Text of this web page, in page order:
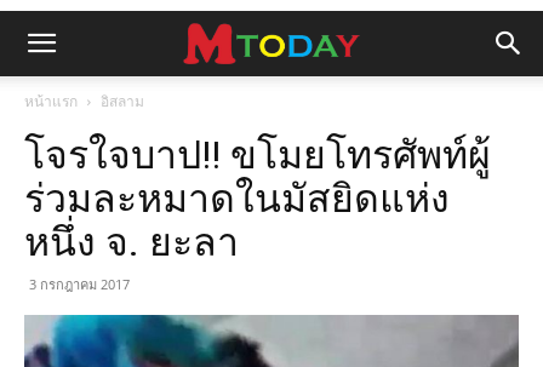
หน้าแรก อิสลาม
โจรใจบาป!! ขโมยโทรศัพท์ผู้
ร่วมละหมาดในมัสยิดแห่ง
หนึ่ง จ. ยะลา
3 กรกฎาคม 2017